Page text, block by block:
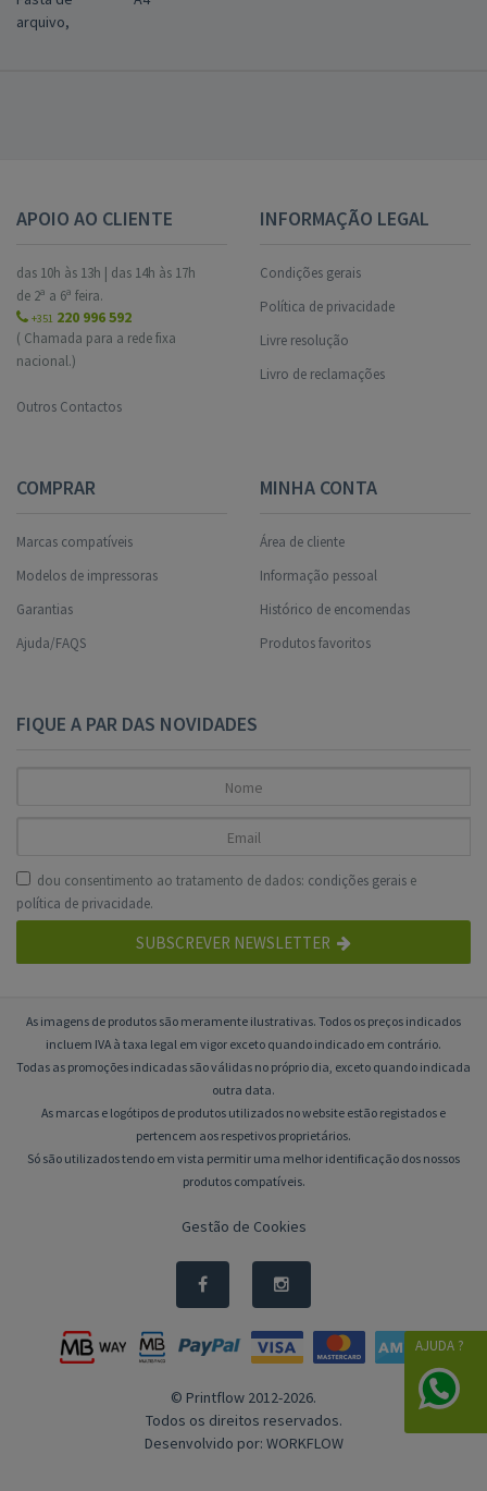
arquivo,
APOIO AO CLIENTE
das 10h às 13h | das 14h às 17h
de 2ª a 6ª feira.
+351 220 996 592
( Chamada para a rede fixa
nacional.)
Outros Contactos
INFORMAÇÃO LEGAL
Condições gerais
Política de privacidade
Livre resolução
Livro de reclamações
COMPRAR
Marcas compatíveis
Modelos de impressoras
Garantias
Ajuda/FAQS
MINHA CONTA
Área de cliente
Informação pessoal
Histórico de encomendas
Produtos favoritos
FIQUE A PAR DAS NOVIDADES
dou consentimento ao tratamento de dados: condições gerais e
política de privacidade.
SUBSCREVER NEWSLETTER
As imagens de produtos são meramente ilustrativas. Todos os preços indicados
incluem IVA à taxa legal em vigor exceto quando indicado em contrário.
Todas as promoções indicadas são válidas no próprio dia, exceto quando indicada
outra data.
As marcas e logótipos de produtos utilizados no website estão registados e
pertencem aos respetivos proprietários.
Só são utilizados tendo em vista permitir uma melhor identificação dos nossos
produtos compatíveis.
Gestão de Cookies
© Printflow 2012-2026.
Todos os direitos reservados.
Desenvolvido por: WORKFLOW
AJUDA ?